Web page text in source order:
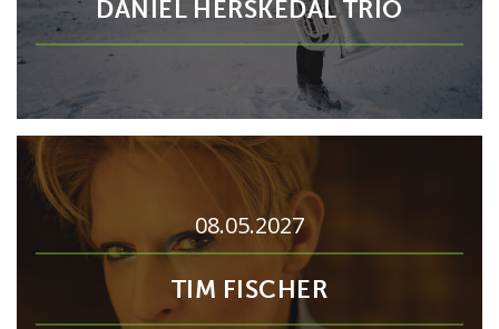
DANIEL HERSKEDAL TRIO
08.05.2027
TIM FISCHER